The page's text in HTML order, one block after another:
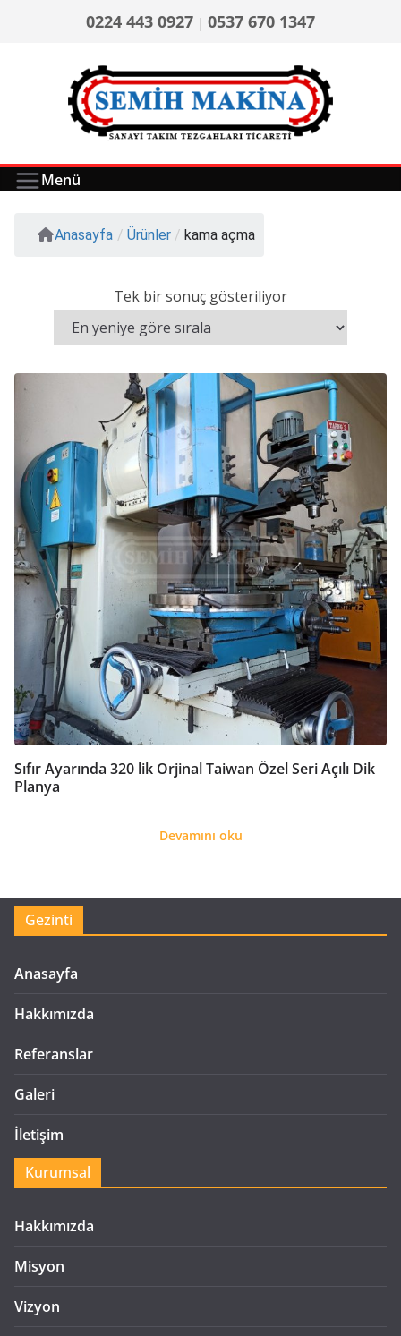
0224 443 0927 | 0537 670 1347
Menü
Anasayfa / Ürünler / kama açma
Tek bir sonuç gösteriliyor
Sıfır Ayarında 320 lik Orjinal Taiwan Özel Seri Açılı Dik
Planya
Devamını oku
Gezinti
Anasayfa
Hakkımızda
Referanslar
Galeri
İletişim
Kurumsal
Hakkımızda
Misyon
Vizyon